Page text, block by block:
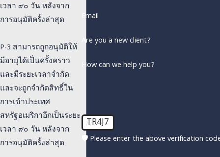
เวลา ๙๐ วัน หลังจาก
การอนุมัติครั้งล่าสุด
P-3 สามารถถูกอนุมัติให้
มีอายุได้เป็นครั้งคราว
และมีระยะเวลาจำกัด
และจะถูกจำกัดสิทธิ์ใน
การเข้าประเทศ
สหรัฐอเมริกาอีกเป็นระยะ
เวลา ๙๐ วัน หลังจาก
การอนุมัติครั้งล่าสุด
Email
Are you a new client?
How can we help you?
TR4J7
🛡️ Please enter the above verification